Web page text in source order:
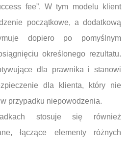
fee”. W tym modelu klient
początkowe, a dodatkową
dopiero po pomyślnym
określonego rezultatu.
dla prawnika i stanowi
dla klienta, który nie
przypadku niepowodzenia.
stosuje się również
łączące elementy różnych